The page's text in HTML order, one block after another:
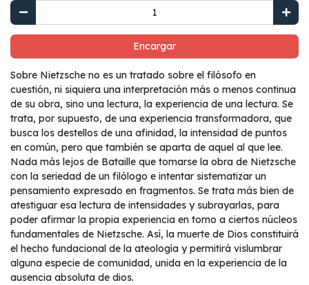
Encargar
Sobre Nietzsche no es un tratado sobre el filósofo en
cuestión, ni siquiera una interpretación más o menos continua
de su obra, sino una lectura, la experiencia de una lectura. Se
trata, por supuesto, de una experiencia transformadora, que
busca los destellos de una afinidad, la intensidad de puntos
en común, pero que también se aparta de aquel al que lee.
Nada más lejos de Bataille que tomarse la obra de Nietzsche
con la seriedad de un filólogo e intentar sistematizar un
pensamiento expresado en fragmentos. Se trata más bien de
atestiguar esa lectura de intensidades y subrayarlas, para
poder afirmar la propia experiencia en torno a ciertos núcleos
fundamentales de Nietzsche. Así, la muerte de Dios constituirá
el hecho fundacional de la ateología y permitirá vislumbrar
alguna especie de comunidad, unida en la experiencia de la
ausencia absoluta de dios.